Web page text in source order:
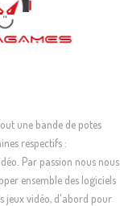
une bande de potes
respectifs :
Par passion nous nous
ensemble des logiciels
jeux vidéo, d'abord pour